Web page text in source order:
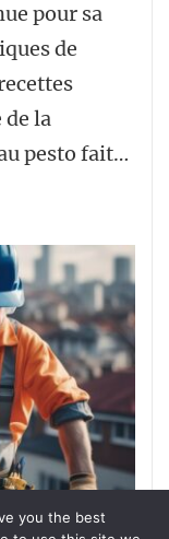
pour sa
de
de la
pesto fait…
you the best